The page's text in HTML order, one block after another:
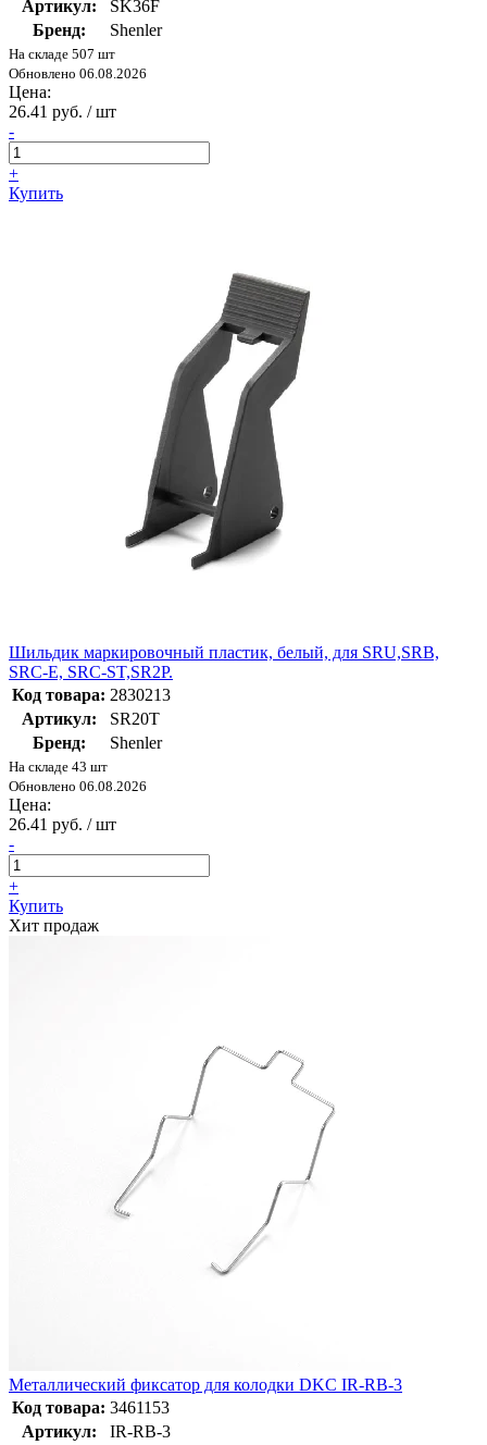
Артикул:
SK36F
Бренд:
Shenler
На складе 507 шт
Обновлено 06.08.2026
Цена:
26.41 руб. / шт
-
+
Купить
Шильдик маркировочный пластик, белый, для SRU,SRB,
SRC-E, SRC-ST,SR2P.
Код товара: 2830213
Артикул:
SR20T
Бренд:
Shenler
На складе 43 шт
Обновлено 06.08.2026
Цена:
26.41 руб. / шт
-
+
Купить
Хит продаж
Металлический фиксатор для колодки DKC IR-RB-3
Код товара: 3461153
Артикул:
IR-RB-3